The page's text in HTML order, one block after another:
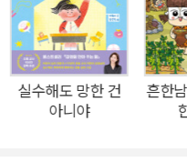
게 된다. 고양이는 혜연에게
정이 담긴 사진을 도용한 것
말아 달라.’는 부탁을 무시
는다. 누구나 실수할 수 있고
할 기회와 용기가 있기 때문
실수해도 망한 건
아니야
흔한